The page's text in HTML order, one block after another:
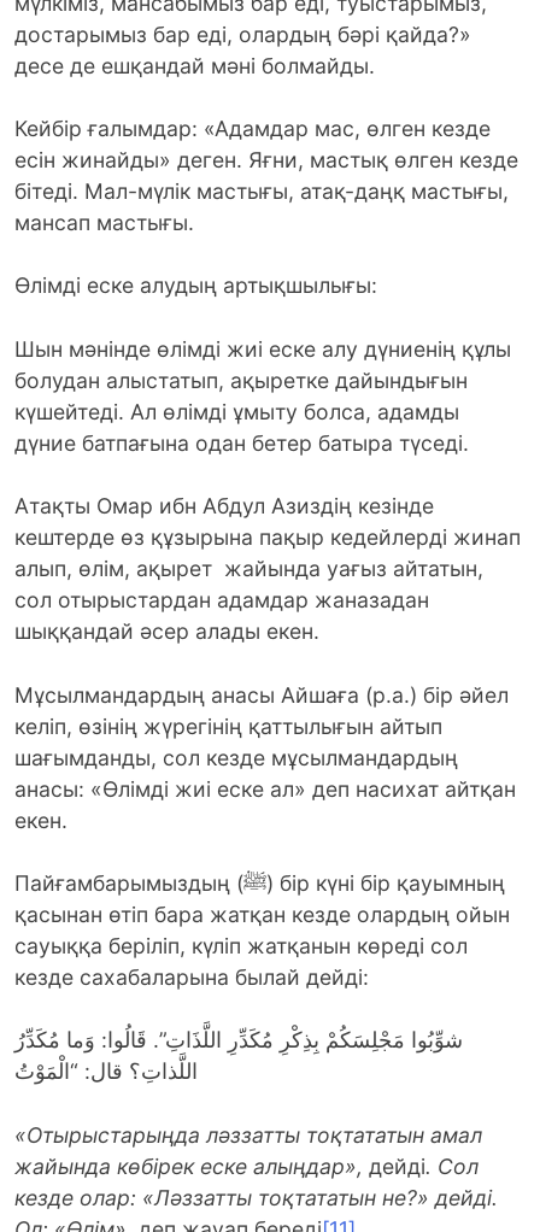
достарымыз бар еді, олардың бәрі қайда?»
десе де ешқандай мәні болмайды.
Кейбір ғалымдар: «Адамдар мас, өлген кезде
есін жинайды» деген. Яғни, мастық өлген кезде
бітеді. Мал-мүлік мастығы, атақ-даңқ мастығы,
мансап мастығы.
Өлімді еске алудың артықшылығы:
Шын мәнінде өлімді жиі еске алу дүниенің құлы
болудан алыстатып, ақыретке дайындығын
күшейтеді. Ал өлімді ұмыту болса, адамды
дүние батпағына одан бетер батыра түседі.
Атақты Омар ибн Абдул Азиздің кезінде
кештерде өз құзырына пақыр кедейлерді жинап
алып, өлім, ақырет жайында уағыз айтатын,
сол отырыстардан адамдар жаназадан
шыққандай әсер алады екен.
Мұсылмандардың анасы Айшаға (р.а.) бір әйел
келіп, өзінің жүрегінің қаттылығын айтып
шағымданды, сол кезде мұсылмандардың
анасы: «Өлімді жиі еске ал» деп насихат айтқан
екен.
Пайғамбарымыздың (ﷺ) бір күні бір қауымның
қасынан өтіп бара жатқан кезде олардың ойын
сауыққа беріліп, күліп жатқанын көреді сол
кезде сахабаларына былай дейді:
شوِّبُوا مَجْلِسَكُمْ بِذِكْرِ مُكَدِّرِ اللَّذَاتِ”. قَالُوا: وَما مُكَدِّرُ
اللَّذاتِ؟ قال: “الْمَوْتُ
«Отырыстарыңда ләззатты тоқтататын амал
жайында көбірек еске алыңдар», дейді. Сол
кезде олар: «Ләззатты тоқтататын не?» дейді.